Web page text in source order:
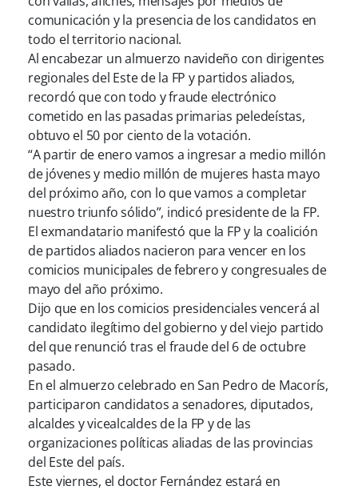
comunicación y la presencia de los candidatos en
todo el territorio nacional.
Al encabezar un almuerzo navideño con dirigentes
regionales del Este de la FP y partidos aliados,
recordó que con todo y fraude electrónico
cometido en las pasadas primarias peledeístas,
obtuvo el 50 por ciento de la votación.
“A partir de enero vamos a ingresar a medio millón
de jóvenes y medio millón de mujeres hasta mayo
del próximo año, con lo que vamos a completar
nuestro triunfo sólido”, indicó presidente de la FP.
El exmandatario manifestó que la FP y la coalición
de partidos aliados nacieron para vencer en los
comicios municipales de febrero y congresuales de
mayo del año próximo.
Dijo que en los comicios presidenciales vencerá al
candidato ilegítimo del gobierno y del viejo partido
del que renunció tras el fraude del 6 de octubre
pasado.
En el almuerzo celebrado en San Pedro de Macorís,
participaron candidatos a senadores, diputados,
alcaldes y vicealcaldes de la FP y de las
organizaciones políticas aliadas de las provincias
del Este del país.
Este viernes, el doctor Fernández estará en